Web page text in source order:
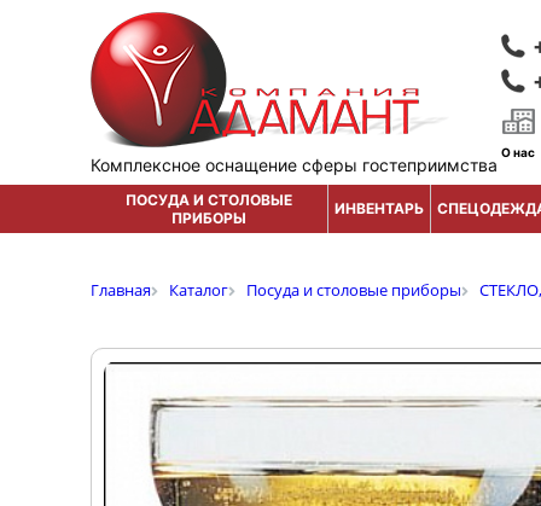
Комплексное оснащение сферы гостеприимства
О нас
ПОСУДА И СТОЛОВЫЕ
ПРИБОРЫ
ИНВЕНТАРЬ
Главная Каталог Посуда и столовые приборы